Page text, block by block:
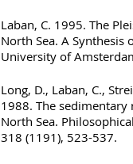
Laban, C. 1995. The
North Sea. A Synthesis
University of
Long, D., Laban, C.,
1988. The
North Sea.
318 (1191), 523-537.